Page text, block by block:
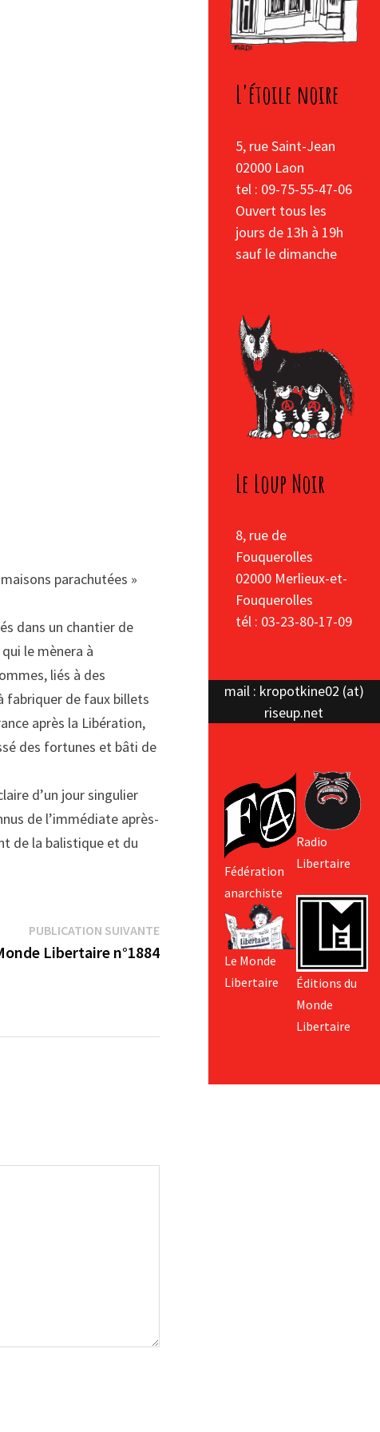
parachutées »
dans un chantier de
le mènera à
liés à des
fabriquer de faux billets
après la Libération,
des fortunes et bâti de
d’un jour singulier
de l’immédiate après-
de la balistique et du
PUBLICATION SUIVANTEPublication
suivante :
Libertaire n°1884
L'étoile noire
5, rue Saint-Jean
02000 Laon
tel : 09-75-55-47-06
Ouvert tous les
jours de 13h à 19h
sauf le dimanche
Le Loup Noir
8, rue de
Fouquerolles
02000 Merlieux-et-
Fouquerolles
tél : 03-23-80-17-09
mail : kropotkine02 (at)
riseup.net
Fédération
anarchiste
Le Monde
Libertaire
Radio
Libertaire
Éditions du
Monde
Libertaire